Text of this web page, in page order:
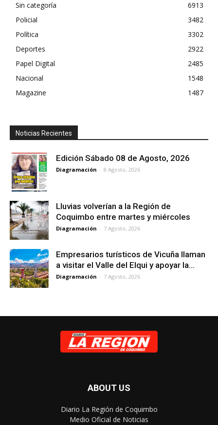
Sin categoría
6913
Policial
3482
Política
3302
Deportes
2922
Papel Digital
2485
Nacional
1548
Magazine
1487
Noticias Recientes
Edición Sábado 08 de Agosto, 2026
Diagramación - 8 Agosto, 2026
Lluvias volverían a la Región de
Coquimbo entre martes y miércoles
Diagramación - 7 Agosto, 2026
Empresarios turísticos de Vicuña llaman
a visitar el Valle del Elqui y apoyar la...
Diagramación - 7 Agosto, 2026
ABOUT US
Diario La Región de Coquimbo
Medio Oficial de Noticias